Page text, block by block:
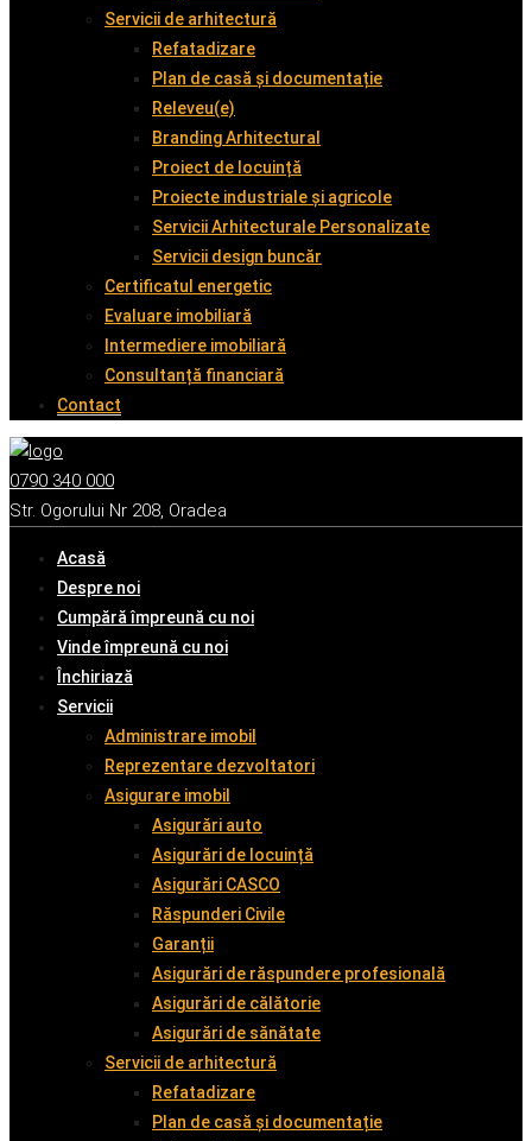
Servicii de arhitectură
Refatadizare
Plan de casă și documentație
Releveu(e)
Branding Arhitectural
Proiect de locuință
Proiecte industriale și agricole
Servicii Arhitecturale Personalizate
Servicii design buncăr
Certificatul energetic
Evaluare imobiliară
Intermediere imobiliară
Consultanță financiară
Contact
0790 340 000
Str. Ogorului Nr 208, Oradea
Acasă
Despre noi
Cumpără împreună cu noi
Vinde împreună cu noi
Închiriază
Servicii
Administrare imobil
Reprezentare dezvoltatori
Asigurare imobil
Asigurări auto
Asigurări de locuință
Asigurări CASCO
Răspunderi Civile
Garanții
Asigurări de răspundere profesională
Asigurări de călătorie
Asigurări de sănătate
Servicii de arhitectură
Refatadizare
Plan de casă și documentație